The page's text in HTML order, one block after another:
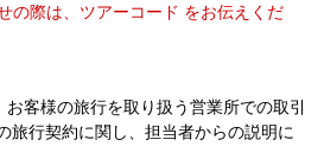
の際は、ツアーコード をお伝えくだ
客様の旅行を取り扱う営業所での取引
旅行契約に関し、担当者からの説明に